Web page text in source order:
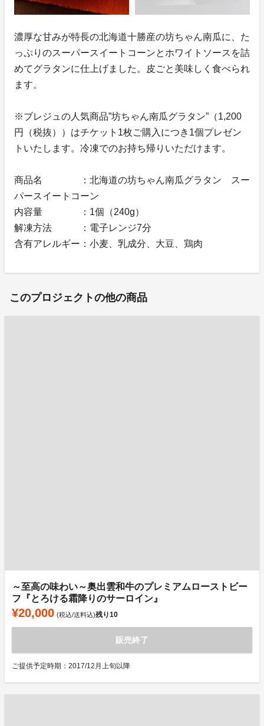
濃厚な甘みが特長の北海道十勝産の坊ちゃん南瓜に、た
っぷりのスーパースイートコーンとホワイトソースを詰
めてグラタンに仕上げました。皮ごと美味しく食べられ
ます。
※ブレジュの人気商品”坊ちゃん南瓜グラタン”（1,200
円（税抜））はチケット1枚ご購入につき1個プレゼン
トいたします。冷凍でのお持ち帰りいただけます。
商品名 ：北海道の坊ちゃん南瓜グラタン スー
パースイートコーン
内容量 ：1個（240g）
解凍方法 ：電子レンジ7分
含有アレルギー：小麦、乳成分、大豆、鶏肉
このプロジェクトの他の商品
～至高の味わい～奥出雲和牛のプレミアムローストビー
フ『とろける霜降りのサーロイン』
¥20,000 (税込/送料込)残り10
販売終了
ご提供予定時期：2017/12月上旬以降